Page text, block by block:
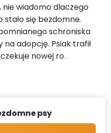
nie wiadomo dlaczego
się bezdomne.
schroniska
na adopcję. Psiak trafił
nowej ro...
psy